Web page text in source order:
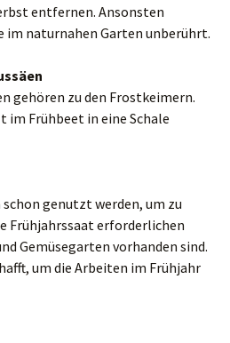
entfernen. Ansonsten
im naturnahen Garten unberührt.
gehören zu den Frostkeimern.
im Frühbeet in eine Schale
schon genutzt werden, um zu
Frühjahrssaat erforderlichen
Gemüsegarten vorhanden sind.
um die Arbeiten im Frühjahr